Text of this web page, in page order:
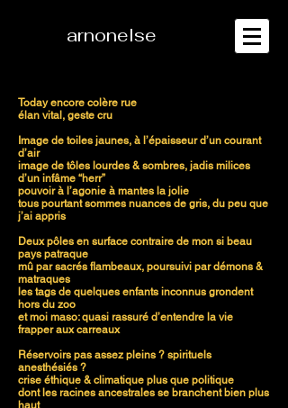
arnonelse
Today encore colère rue
élan vital, geste cru
Image de toiles jaunes, à l’épaisseur d’un courant
d’air
image de tôles lourdes & sombres, jadis milices
d’un infâme “herr”
pouvoir à l’agonie à mantes la jolie
tous pourtant sommes nuances de gris, du peu que
j’ai appris
Deux pôles en surface contraire de mon si beau
pays patraque
mû par sacrés flambeaux, poursuivi par démons &
matraques
les tags de quelques enfants inconnus grondent
hors du zoo
et moi maso: quasi rassuré d’entendre la vie
frapper aux carreaux
Réservoirs pas assez pleins ? spirituels
anesthésiés ?
crise éthique & climatique plus que politique
dont les racines ancestrales se branchent bien plus
haut